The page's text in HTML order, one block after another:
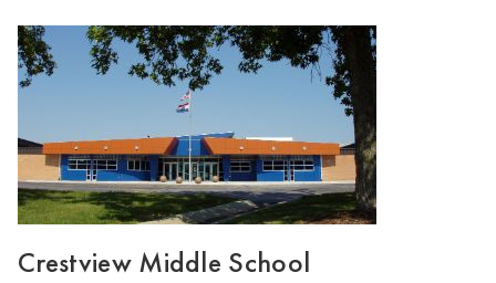
Crestview Middle School